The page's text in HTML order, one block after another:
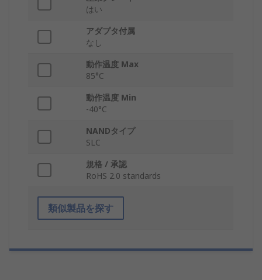
はい
アダプタ付属
なし
動作温度 Max
85°C
動作温度 Min
-40°C
NANDタイプ
SLC
規格 / 承認
RoHS 2.0 standards
類似製品を探す